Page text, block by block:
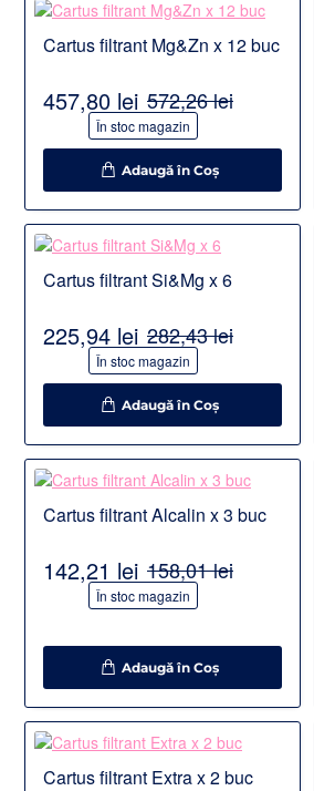
Cartus filtrant Mg&Zn x 12 buc
În stoc magazin
457,80 lei 572,26 lei
Adaugă în Coş
Detalii
Cartus filtrant Si&Mg x 6
În stoc magazin
225,94 lei 282,43 lei
Adaugă în Coş
Detalii
PRODUS POPULAR
Cartus filtrant Alcalin x 3 buc
În stoc magazin
142,21 lei 158,01 lei
Adaugă în Coş
Detalii
Cartus filtrant Extra x 2 buc